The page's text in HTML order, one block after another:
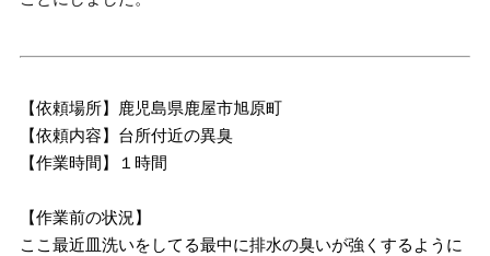
【依頼場所】鹿児島県鹿屋市旭原町
【依頼内容】台所付近の異臭
【作業時間】１時間
【作業前の状況】
ここ最近皿洗いをしてる最中に排水の臭いが強くするように